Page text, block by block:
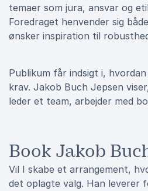
temaer som jura, ansvar og
Foredraget henvender sig
ønsker inspiration til
Publikum får indsigt i,
krav. Jakob Buch Jepsen
leder et team, arbejder med
Book Jakob
Vil I skabe et arrangement,
det oplagte valg. Han leverer